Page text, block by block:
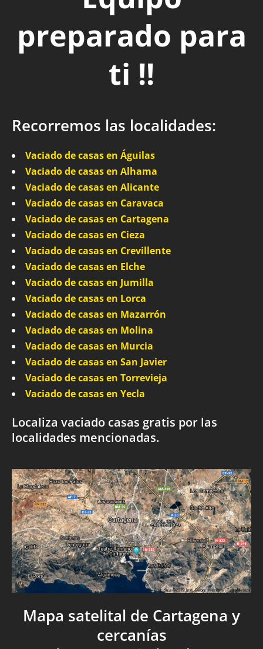
preparado para
ti !!
Recorremos las localidades:
Vaciado de casas en Águilas
Vaciado de casas en Alhama
Vaciado de casas en Alicante
Vaciado de casas en Caravaca
Vaciado de casas en Cartagena
Vaciado de casas en Cieza
Vaciado de casas en Crevillente
Vaciado de casas en Elche
Vaciado de casas en Jumilla
Vaciado de casas en Lorca
Vaciado de casas en Mazarrón
Vaciado de casas en Molina
Vaciado de casas en Murcia
Vaciado de casas en San Javier
Vaciado de casas en Torrevieja
Vaciado de casas en Yecla
Localiza vaciado casas gratis por las
localidades mencionadas.
Mapa satelital de Cartagena y
cercanías